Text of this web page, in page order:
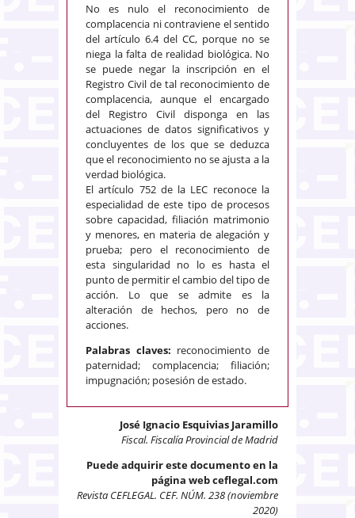
No es nulo el reconocimiento de
complacencia ni contraviene el sentido
del artículo 6.4 del CC, porque no se
niega la falta de realidad biológica. No
se puede negar la inscripción en el
Registro Civil de tal reconocimiento de
complacencia, aunque el encargado
del Registro Civil disponga en las
actuaciones de datos significativos y
concluyentes de los que se deduzca
que el reconocimiento no se ajusta a la
verdad biológica.
El artículo 752 de la LEC reconoce la
especialidad de este tipo de procesos
sobre capacidad, filiación matrimonio
y menores, en materia de alegación y
prueba; pero el reconocimiento de
esta singularidad no lo es hasta el
punto de permitir el cambio del tipo de
acción. Lo que se admite es la
alteración de hechos, pero no de
acciones.
Palabras claves: reconocimiento de
paternidad; complacencia; filiación;
impugnación; posesión de estado.
José Ignacio Esquivias Jaramillo
Fiscal. Fiscalía Provincial de Madrid
Puede adquirir este documento en la
página web ceflegal.com
Revista CEFLEGAL. CEF. NÚM. 238 (noviembre
2020)